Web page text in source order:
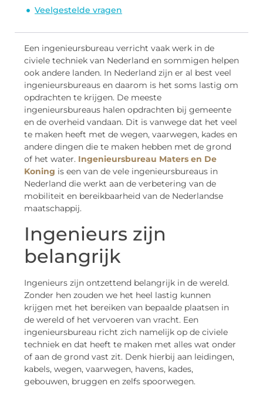
Veelgestelde vragen
Een ingenieursbureau verricht vaak werk in de
civiele techniek van Nederland en sommigen helpen
ook andere landen. In Nederland zijn er al best veel
ingenieursbureaus en daarom is het soms lastig om
opdrachten te krijgen. De meeste
ingenieursbureaus halen opdrachten bij gemeente
en de overheid vandaan. Dit is vanwege dat het veel
te maken heeft met de wegen, vaarwegen, kades en
andere dingen die te maken hebben met de grond
of het water. Ingenieursbureau Maters en De
Koning is een van de vele ingenieursbureaus in
Nederland die werkt aan de verbetering van de
mobiliteit en bereikbaarheid van de Nederlandse
maatschappij.
Ingenieurs zijn
belangrijk
Ingenieurs zijn ontzettend belangrijk in de wereld.
Zonder hen zouden we het heel lastig kunnen
krijgen met het bereiken van bepaalde plaatsen in
de wereld of het vervoeren van vracht. Een
ingenieursbureau richt zich namelijk op de civiele
techniek en dat heeft te maken met alles wat onder
of aan de grond vast zit. Denk hierbij aan leidingen,
kabels, wegen, vaarwegen, havens, kades,
gebouwen, bruggen en zelfs spoorwegen.